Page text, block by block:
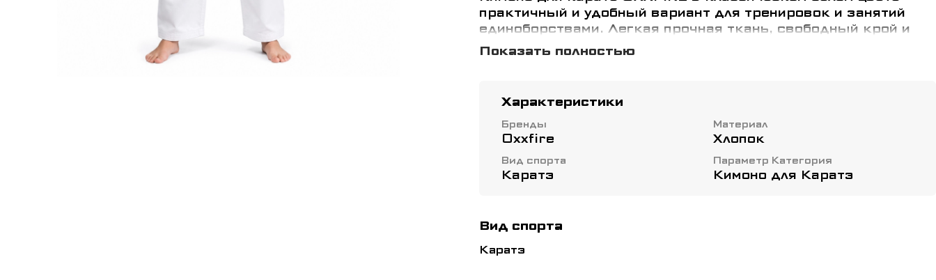
практичный и удобный вариант для тренировок и занятий
единоборствами. Легкая прочная ткань, свободный крой и
традиционный дизайн обеспечивают комфорт, аккуратный
внешний вид и свободу движений.
Показать полностью
Характеристики
Бренды
Oxxfire
Материал
Хлопок
Вид спорта
Каратэ
Параметр Категория
Кимоно для Каратэ
Вид спорта
Каратэ